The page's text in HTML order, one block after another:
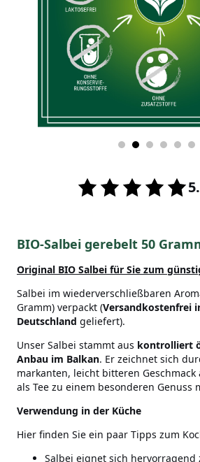
BIO-Salbei gerebelt 50
Original BIO Salbei für Sie zum
Salbei im wiederverschließbaren
Gramm) verpackt (Versandkostenfrei
Deutschland geliefert).
Unser Salbei stammt aus kontrolliert
Anbau im Balkan. Er zeichnet sich
markanten, leicht bitteren Geschmack
als Tee zu einem besonderen Genuss
Verwendung in der Küche
Hier finden Sie ein paar Tipps zum
Salbei eignet sich hervorragend